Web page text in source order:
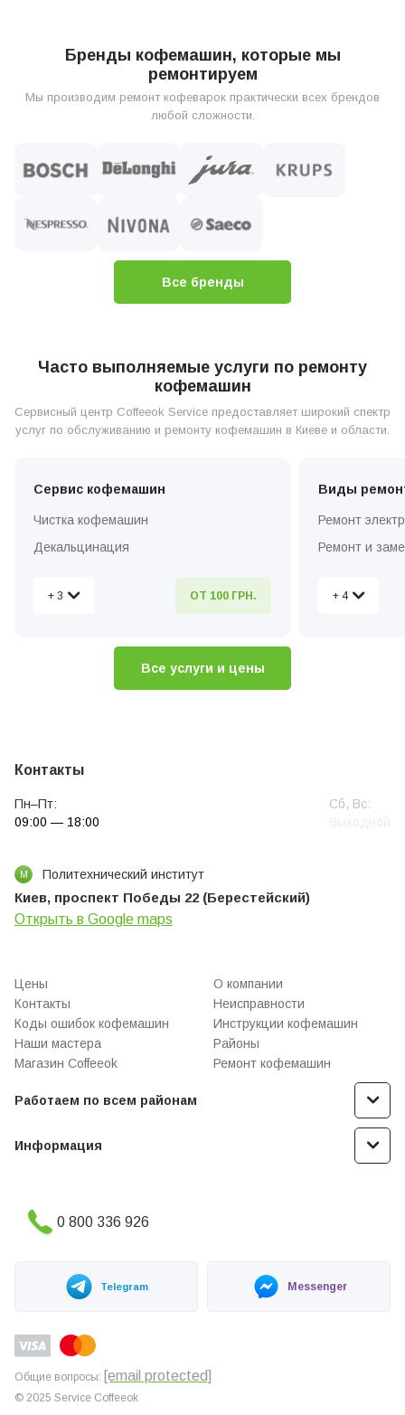
Бренды кофемашин, которые мы
ремонтируем
Мы производим ремонт кофеварок практически всех брендов
любой сложности.
Все бренды
Часто выполняемые услуги по ремонту
кофемашин
Сервисный центр Coffeeok Service предоставляет широкий спектр
услуг по обслуживанию и ремонту кофемашин в Киеве и области.
Сервис кофемашин
Чистка кофемашин
Декальцинация
Вызов мастера по ремонту на дом
+ 3 ОТ 100 ГРН.
Виды
Ремонт
Ремонт и
Ремонт
+ 4
Все услуги и цены
Контакты
Пн–Пт:
09:00 — 18:00
Сб, Вс:
М Политехнический институт
Киев, проспект Победы 22 (Берестейский)
Открыть в Google maps
Цены
О компании
Контакты
Неисправности
Коды ошибок кофемашин
Инструкции кофемашин
Наши мастера
Районы
Магазин Coffeeok
Ремонт кофемашин
Работаем по всем районам
Информация
0 800 336 926
© 2025 Service Coffeeok
Общие вопросы: [email protected]
Telegram Messenger